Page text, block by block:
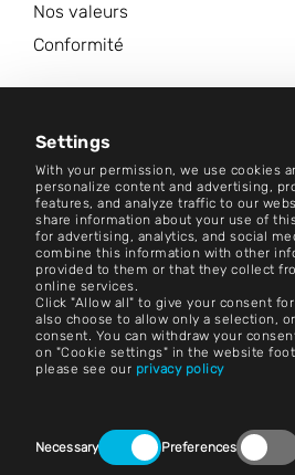
Settings
With your permission, we use cookies
personalize content and advertising,
features, and analyze traffic to our
share information about your use of
for advertising, analytics, and social
combine this information with other
provided to them or that they collect
online services.
Click "Allow all" to give your consent
also choose to allow only a selection,
consent. You can withdraw your
on "Cookie settings" in the website
please see our privacy policy
Selection
Necessary Preferences
Nos valeurs
Conformité
Centre d'information
Contact
Carrières
Conditions générales
Impression
Avis juridique
Contact